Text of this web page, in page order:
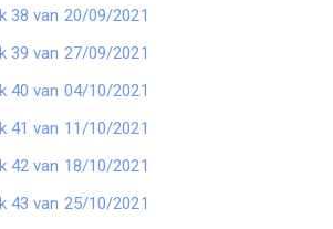
38 van 20/09/2021
39 van 27/09/2021
40 van 04/10/2021
41 van 11/10/2021
42 van 18/10/2021
43 van 25/10/2021